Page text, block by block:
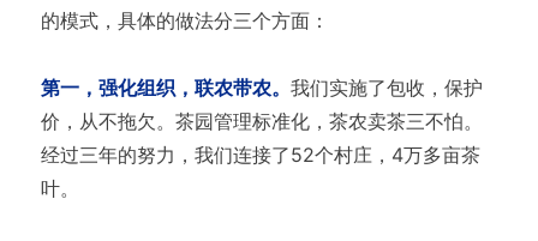
的模式，具体的做法分三个方面：
第一，强化组织，联农带农。 我们实施了包收，保护
价，从不拖欠。茶园管理标准化，茶农卖茶三不怕。
经过三年的努力，我们连接了52个村庄，4万多亩茶
叶。